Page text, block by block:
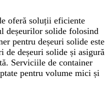
oferă soluții eficiente
deșeurilor solide folosind
pentru deșeuri solide este
deșeuri solide și asigură
Serviciile de container
pentru volume mici și